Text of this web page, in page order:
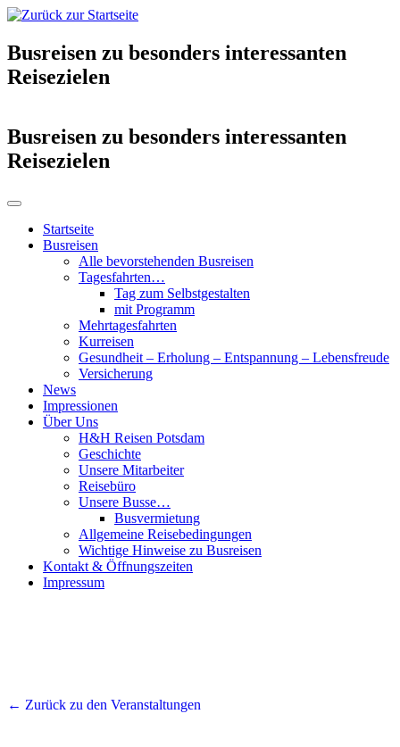
Busreisen zu besonders interessanten
Reisezielen
Busreisen zu besonders interessanten
Reisezielen
Startseite
Busreisen
Alle bevorstehenden Busreisen
Tagesfahrten…
Tag zum Selbstgestalten
mit Programm
Mehrtagesfahrten
Kurreisen
Gesundheit – Erholung – Entspannung – Lebensfreude
Versicherung
News
Impressionen
Über Uns
H&H Reisen Potsdam
Geschichte
Unsere Mitarbeiter
Reisebüro
Unsere Busse…
Busvermietung
Allgemeine Reisebedingungen
Wichtige Hinweise zu Busreisen
Kontakt & Öffnungszeiten
Impressum
← Zurück zu den Veranstaltungen